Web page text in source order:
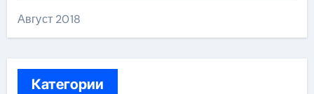
Август 2018
Категории